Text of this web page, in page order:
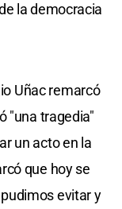
la democracia
Uñac remarcó
"una tragedia"
un acto en la
que hoy se
evitar y